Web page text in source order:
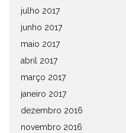
julho 2017
junho 2017
maio 2017
abril 2017
março 2017
janeiro 2017
dezembro 2016
novembro 2016